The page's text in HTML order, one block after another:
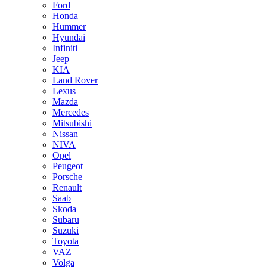
Ford
Honda
Hummer
Hyundai
Infiniti
Jeep
KIA
Land Rover
Lexus
Mazda
Mercedes
Mitsubishi
Nissan
NIVA
Opel
Peugeot
Porsche
Renault
Saab
Skoda
Subaru
Suzuki
Toyota
VAZ
Volga